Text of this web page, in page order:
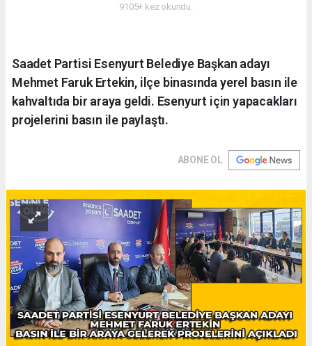
9105+ kez okundu.
Saadet Partisi Esenyurt Belediye Başkan adayı
Mehmet Faruk Ertekin, ilçe binasında yerel basın ile
kahvaltıda bir araya geldi. Esenyurt için yapacakları
projelerini basın ile paylaştı.
ABONE OL